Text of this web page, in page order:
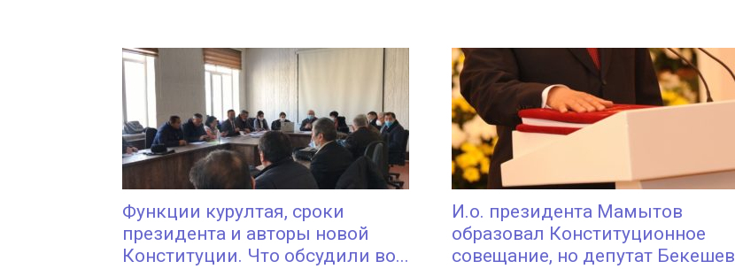
Функции курултая, сроки
президента и авторы новой
Конституции. Что обсудили во...
И.о. президента Мамытов
образовал Конституционное
совещание, но депутат Бекешев